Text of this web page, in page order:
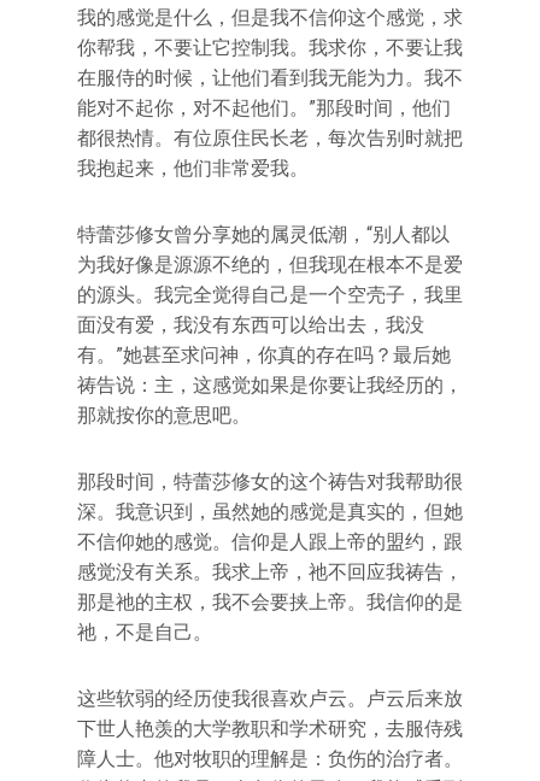
我的感觉是什么，但是我不信仰这个感觉，求
你帮我，不要让它控制我。我求你，不要让我
在服侍的时候，让他们看到我无能为力。我不
能对不起你，对不起他们。”那段时间，他们
都很热情。有位原住民长老，每次告别时就把
我抱起来，他们非常爱我。
特蕾莎修女曾分享她的属灵低潮，“别人都以
为我好像是源源不绝的，但我现在根本不是爱
的源头。我完全觉得自己是一个空壳子，我里
面没有爱，我没有东西可以给出去，我没
有。”她甚至求问神，你真的存在吗？最后她
祷告说：主，这感觉如果是你要让我经历的，
那就按你的意思吧。
那段时间，特蕾莎修女的这个祷告对我帮助很
深。我意识到，虽然她的感觉是真实的，但她
不信仰她的感觉。信仰是人跟上帝的盟约，跟
感觉没有关系。我求上帝，祂不回应我祷告，
那是祂的主权，我不会要挟上帝。我信仰的是
祂，不是自己。
这些软弱的经历使我很喜欢卢云。卢云后来放
下世人艳羡的大学教职和学术研究，去服侍残
障人士。他对牧职的理解是：负伤的治疗者。